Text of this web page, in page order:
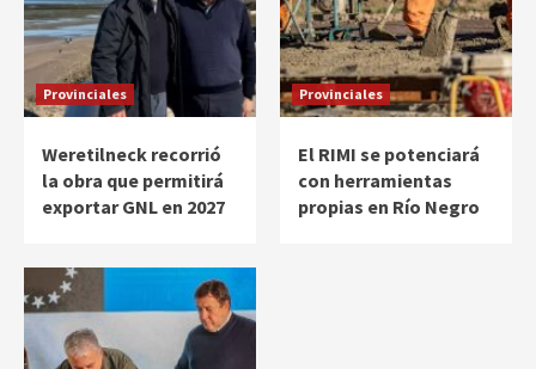
Provinciales
Weretilneck recorrió
la obra que permitirá
exportar GNL en 2027
Provinciales
El RIMI se potenciará
con herramientas
propias en Río Negro